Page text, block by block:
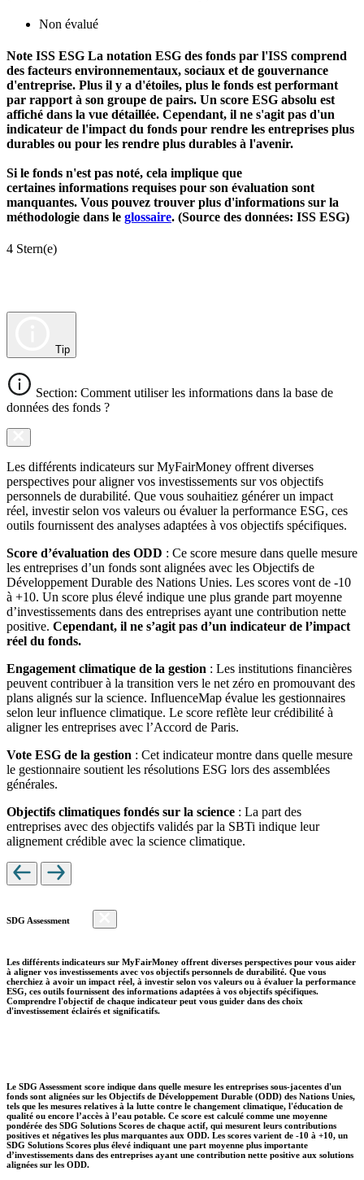
Non évalué
Note ISS ESG La notation ESG des fonds par l'ISS comprend
des facteurs environnementaux, sociaux et de gouvernance
d'entreprise. Plus il y a d'étoiles, plus le fonds est performant
par rapport à son groupe de pairs. Un score ESG absolu est
affiché dans la vue détaillée. Cependant, il ne s'agit pas d'un
indicateur de l'impact du fonds pour rendre les entreprises plus
durables ou pour les rendre plus durables à l'avenir.
Si le fonds n'est pas noté, cela implique que
certaines informations requises pour son évaluation sont
manquantes. Vous pouvez trouver plus d'informations sur la
méthodologie dans le glossaire. (Source des données: ISS ESG)
4 Stern(e)
Tip
Section: Comment utiliser les informations dans la base de
données des fonds ?
Les différents indicateurs sur MyFairMoney offrent diverses
perspectives pour aligner vos investissements sur vos objectifs
personnels de durabilité. Que vous souhaitiez générer un impact
réel, investir selon vos valeurs ou évaluer la performance ESG, ces
outils fournissent des analyses adaptées à vos objectifs spécifiques.
Score d’évaluation des ODD : Ce score mesure dans quelle mesure
les entreprises d’un fonds sont alignées avec les Objectifs de
Développement Durable des Nations Unies. Les scores vont de -10
à +10. Un score plus élevé indique une plus grande part moyenne
d’investissements dans des entreprises ayant une contribution nette
positive. Cependant, il ne s’agit pas d’un indicateur de l’impact
réel du fonds.
Engagement climatique de la gestion : Les institutions financières
peuvent contribuer à la transition vers le net zéro en promouvant des
plans alignés sur la science. InfluenceMap évalue les gestionnaires
selon leur influence climatique. Le score reflète leur crédibilité à
aligner les entreprises avec l’Accord de Paris.
Vote ESG de la gestion : Cet indicateur montre dans quelle mesure
le gestionnaire soutient les résolutions ESG lors des assemblées
générales.
Objectifs climatiques fondés sur la science : La part des
entreprises avec des objectifs validés par la SBTi indique leur
alignement crédible avec la science climatique.
SDG Assessment
Les différents indicateurs sur MyFairMoney offrent diverses perspectives pour vous aider
à aligner vos investissements avec vos objectifs personnels de durabilité. Que vous
cherchiez à avoir un impact réel, à investir selon vos valeurs ou à évaluer la performance
ESG, ces outils fournissent des informations adaptées à vos objectifs spécifiques.
Comprendre l'objectif de chaque indicateur peut vous guider dans des choix
d'investissement éclairés et significatifs.
Le SDG Assessment score indique dans quelle mesure les entreprises sous-jacentes d'un
fonds sont alignées sur les Objectifs de Développement Durable (ODD) des Nations Unies,
tels que les mesures relatives à la lutte contre le changement climatique, l'éducation de
qualité ou encore l’accès à l’eau potable. Ce score est calculé comme une moyenne
pondérée des SDG Solutions Scores de chaque actif, qui mesurent leurs contributions
positives et négatives les plus marquantes aux ODD. Les scores varient de -10 à +10, un
SDG Solutions Scores plus élevé indiquant une part moyenne plus importante
d’investissements dans des entreprises ayant une contribution nette positive aux solutions
alignées sur les ODD.